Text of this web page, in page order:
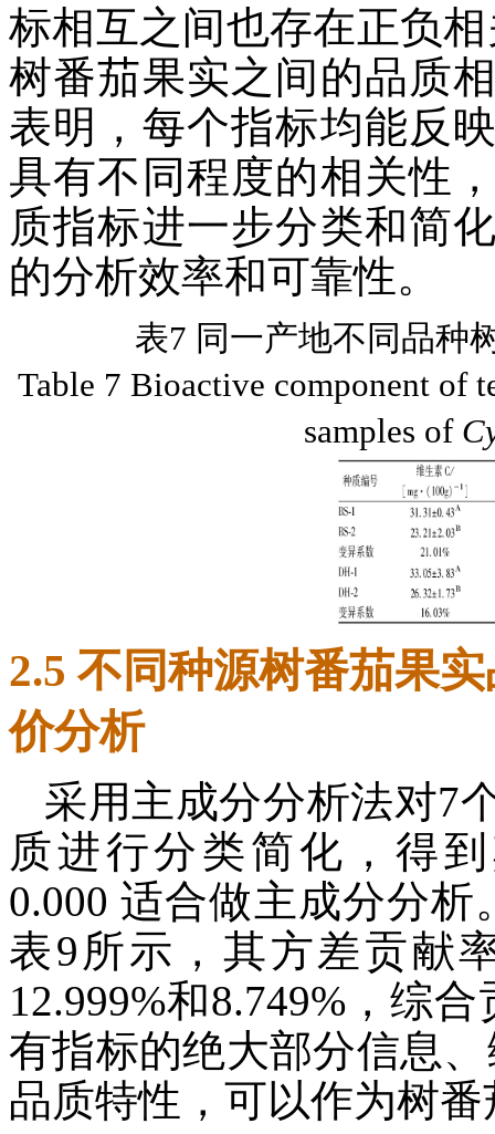
标相互之间也存在正负
树番茄果实之间的品质
表明，每个指标均能反
具有不同程度的相关性
质指标进一步分类和简
的分析效率和可靠性。
表7 同一产地不同品种
Table 7 Bioactive component of
samples of
2.5 不同种源树番茄果
价分析
采用主成分分析法对7
质进行分类简化，得
0.000 适合做主成分分
表9所示，其方差贡献
12.999%和8.749%，综
有指标的绝大部分信息
品质特性，可以作为树